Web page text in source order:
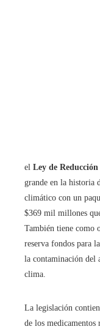
el Ley de
grande en la historia
climático con un
$369 mil millones
También tiene como
reserva fondos para
la contaminación del
clima.
La legislación
de los medicamentos